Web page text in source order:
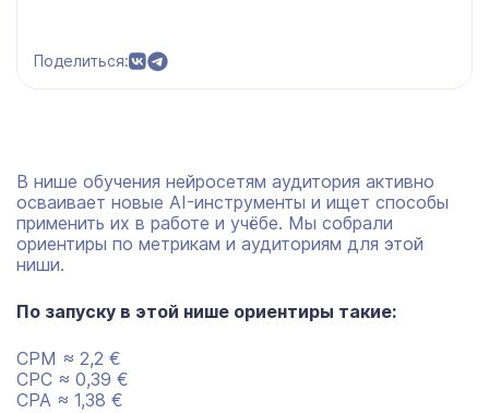
Поделиться:
В нише обучения нейросетям аудитория активно
осваивает новые AI-инструменты и ищет способы
применить их в работе и учёбе. Мы собрали
ориентиры по метрикам и аудиториям для этой
ниши.
По запуску в этой нише ориентиры такие:
CPM ≈ 2,2 €
CPC ≈ 0,39 €
CPA ≈ 1,38 €